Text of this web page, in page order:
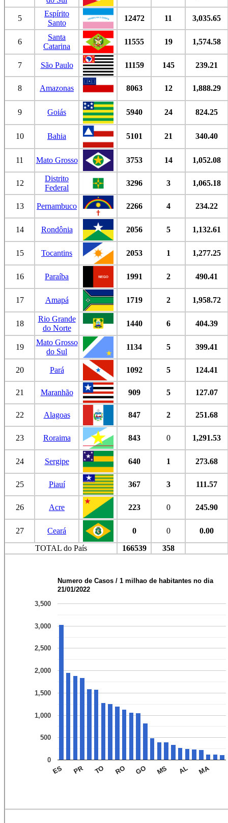
5
Espírito
Santo
12472 11 3,035.65
6
Santa
Catarina
11555 19 1,574.58
7 São Paulo 11159 145 239.21
8 Amazonas 8063 12 1,888.29
9 Goiás 5940 24 824.25
10 Bahia 5101 21 340.40
11 Mato Grosso 3753 14 1,052.08
12
Distrito
Federal
3296 3 1,065.18
13 Pernambuco 2266 4 234.22
14 Rondônia 2056 5 1,132.61
15 Tocantins 2053 1 1,277.25
16 Paraíba 1991 2 490.41
17 Amapá 1719 2 1,958.72
18
Rio Grande
do Norte
1440 6 404.39
19
Mato Grosso
do Sul
1134 5 399.41
20 Pará 1092 5 124.41
21 Maranhão 909 5 127.07
22 Alagoas 847 2 251.68
23 Roraima 843 0 1,291.53
24 Sergipe 640 1 273.68
25 Piauí 367 3 111.57
26 Acre 223 0 245.90
27 Ceará 0 0
0.00
TOTAL do País
166539 358
Numero de Casos / 1 milhao de habitantes no dia
21/01/2022
ES PR TO RO GO MS AL MA
0
500
1,000
1,500
2,000
2,500
3,000
3,500